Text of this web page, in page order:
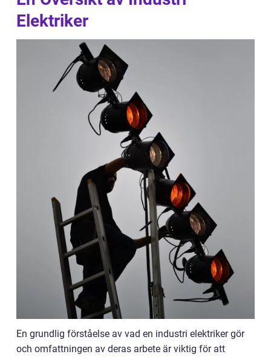
Elektriker
En grundlig förståelse av vad en industri elektriker gör
och omfattningen av deras arbete är viktig för att